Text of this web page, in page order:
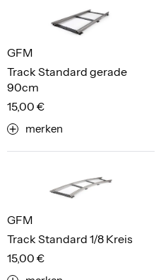
Track Standard gerade
90cm
GFM
15,00 €
merken
Track Standard 1/8 Kreis
GFM
15,00 €